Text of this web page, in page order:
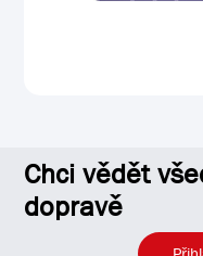
Chci vědět
dopravě